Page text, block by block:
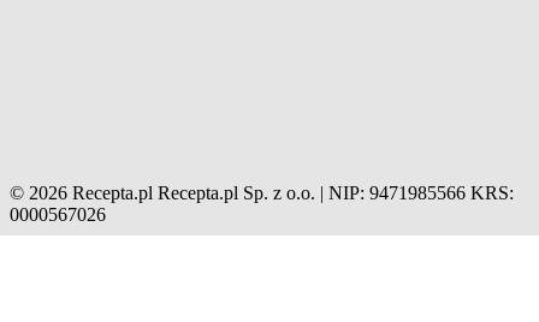
© 2026 Recepta.pl Recepta.pl Sp. z o.o. | NIP: 9471985566 KRS:
0000567026